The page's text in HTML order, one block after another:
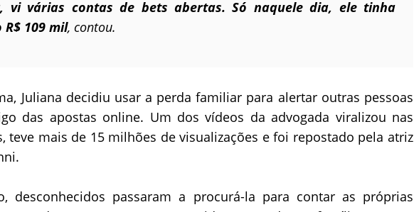
vi várias contas de bets abertas. Só naquele dia, ele tinha
109 mil, contou.
Juliana decidiu usar a perda familiar para alertar outras pessoas
das apostas online. Um dos vídeos da advogada viralizou nas
teve mais de 15 milhões de visualizações e foi repostado pela atriz
desconhecidos passaram a procurá-la para contar as próprias